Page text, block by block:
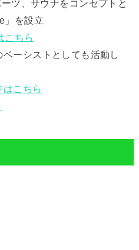
ツ、サウナをコンセプトと
」を設立
こちら
ーシストとしても活動し
こちら